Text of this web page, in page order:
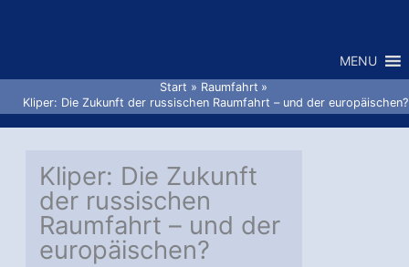
MENU
Start
Raumfahrt
Kliper: Die Zukunft der russischen Raumfahrt – und der europäischen?
Kliper: Die Zukunft
der russischen
Raumfahrt – und der
europäischen?